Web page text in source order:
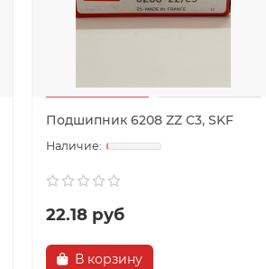
Подшипник 6208 ZZ C3, SKF
22.18 руб
В корзину